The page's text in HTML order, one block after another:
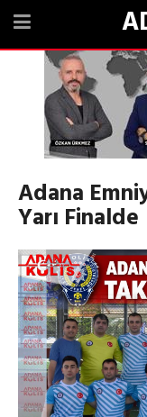
Adana
Yarı Finalde